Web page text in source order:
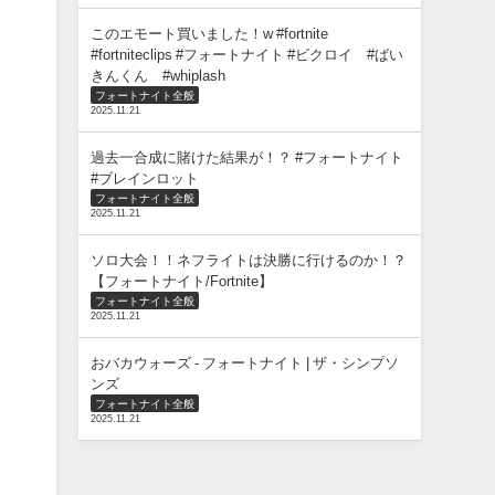
このエモート買いました！w #fortnite
#fortniteclips #フォートナイト #ビクロイ #ばい
きんくん #whiplash
フォートナイト全般
2025.11.21
過去一合成に賭けた結果が！？ #フォートナイト
#ブレインロット
フォートナイト全般
2025.11.21
ソロ大会！！ネフライトは決勝に行けるのか！？
【フォートナイト/Fortnite】
フォートナイト全般
2025.11.21
おバカウォーズ - フォートナイト | ザ・シンプソ
ンズ
フォートナイト全般
2025.11.21